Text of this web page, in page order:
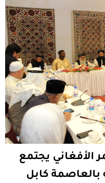
الأفغاني يجتمع
بالعاصمة كابل